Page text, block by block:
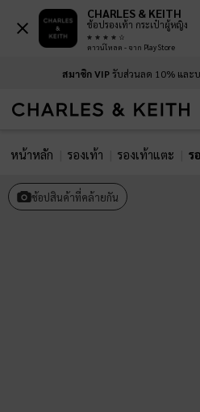
สมาชิก VIPรับส่วนลด 10% และ
หน้าหลัก รองเท้า รองเท้าแตะ
ช้อปสินค้าที่คล้ายกัน
CHARLES & KEITH
ช้อปรองเท้า กระเป๋าผู้หญิง
ดาวน์โหลด - จาก Play Store